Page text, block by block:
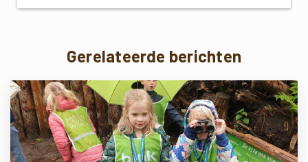
Gerelateerde berichten